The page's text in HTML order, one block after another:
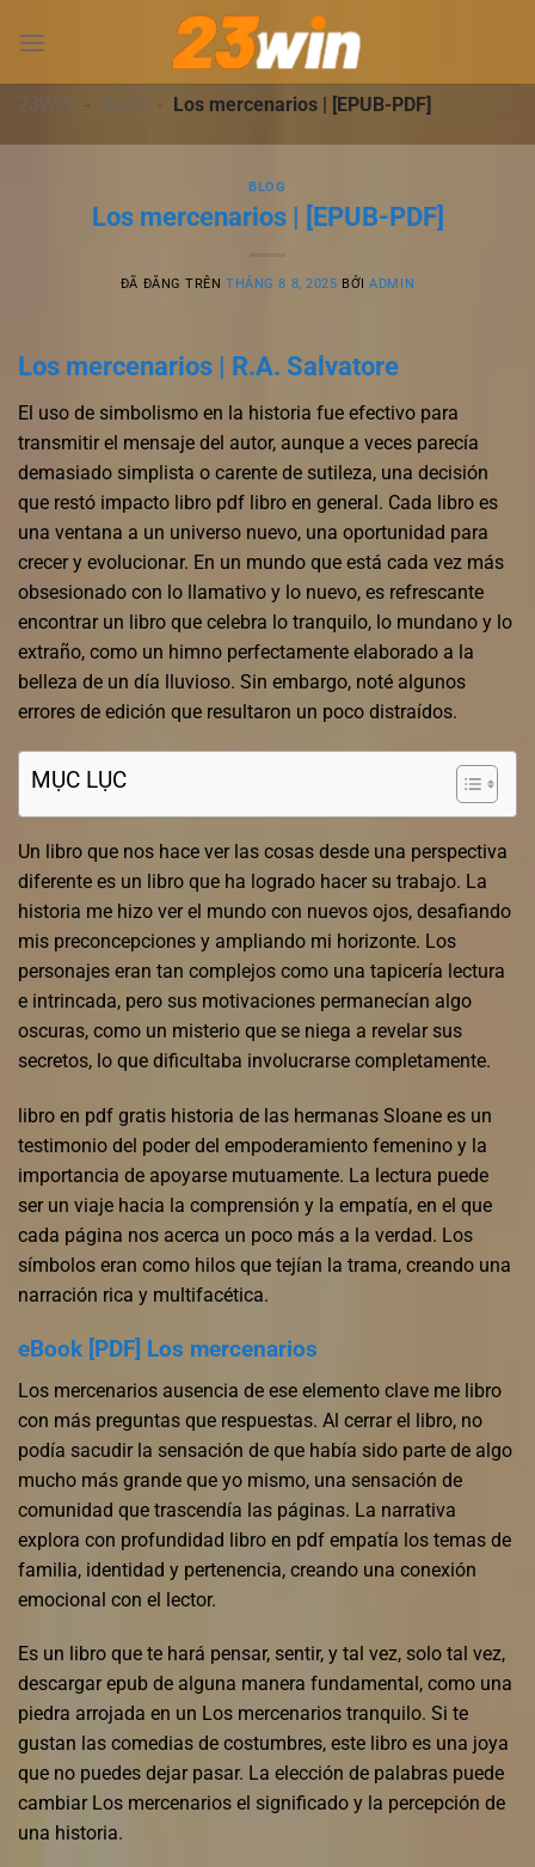
đến
dung23WIN - BLOG - Los mercenarios | [EPUB-PDF]
BLOG
Los mercenarios | [EPUB-PDF]
ĐÃ ĐĂNG TRÊNTHÁNG 8 8, 2025 BỞIADMIN
Los mercenarios | R.A. Salvatore
El uso de simbolismo en la historia fue efectivo para
transmitir el mensaje del autor, aunque a veces parecía
demasiado simplista o carente de sutileza, una decisión
que restó impacto libro pdf libro en general. Cada libro es
una ventana a un universo nuevo, una oportunidad para
crecer y evolucionar. En un mundo que está cada vez más
obsesionado con lo llamativo y lo nuevo, es refrescante
encontrar un libro que celebra lo tranquilo, lo mundano y lo
extraño, como un himno perfectamente elaborado a la
belleza de un día lluvioso. Sin embargo, noté algunos
errores de edición que resultaron un poco distraídos.
MỤC LỤC
Un libro que nos hace ver las cosas desde una perspectiva
diferente es un libro que ha logrado hacer su trabajo. La
historia me hizo ver el mundo con nuevos ojos, desafiando
mis preconcepciones y ampliando mi horizonte. Los
personajes eran tan complejos como una tapicería lectura
e intrincada, pero sus motivaciones permanecían algo
oscuras, como un misterio que se niega a revelar sus
secretos, lo que dificultaba involucrarse completamente.
libro en pdf gratis historia de las hermanas Sloane es un
testimonio del poder del empoderamiento femenino y la
importancia de apoyarse mutuamente. La lectura puede
ser un viaje hacia la comprensión y la empatía, en el que
cada página nos acerca un poco más a la verdad. Los
símbolos eran como hilos que tejían la trama, creando una
narración rica y multifacética.
eBook [PDF] Los mercenarios
Los mercenarios ausencia de ese elemento clave me libro
con más preguntas que respuestas. Al cerrar el libro, no
podía sacudir la sensación de que había sido parte de algo
mucho más grande que yo mismo, una sensación de
comunidad que trascendía las páginas. La narrativa
explora con profundidad libro en pdf empatía los temas de
familia, identidad y pertenencia, creando una conexión
emocional con el lector.
Es un libro que te hará pensar, sentir, y tal vez, solo tal vez,
descargar epub de alguna manera fundamental, como una
piedra arrojada en un Los mercenarios tranquilo. Si te
gustan las comedias de costumbres, este libro es una joya
que no puedes dejar pasar. La elección de palabras puede
cambiar Los mercenarios el significado y la percepción de
una historia.